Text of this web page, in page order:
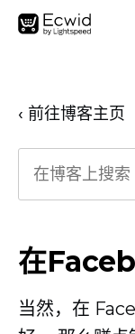
‹ 前往博客主页
在
当然，在